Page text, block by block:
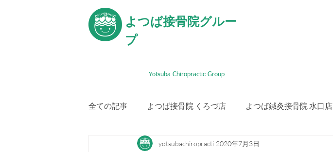
よつば接骨院グルー
プ
Yotsuba Chiropractic Group
全ての記事 よつば接骨院 くろづ店 よつば鍼灸接骨院 水口店
yotsubachiropracti 2020年7月3日